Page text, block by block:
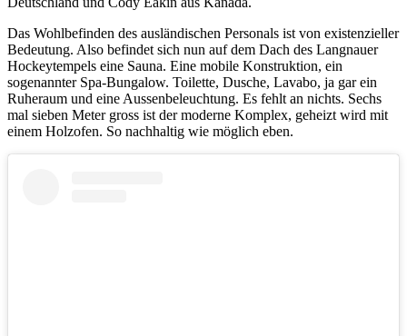
Das Wohlbefinden des ausländischen Personals ist von existenzieller
Bedeutung. Also befindet sich nun auf dem Dach des Langnauer
Hockeytempels eine Sauna. Eine mobile Konstruktion, ein
sogenannter Spa-Bungalow. Toilette, Dusche, Lavabo, ja gar ein
Ruheraum und eine Aussenbeleuchtung. Es fehlt an nichts. Sechs
mal sieben Meter gross ist der moderne Komplex, geheizt wird mit
einem Holzofen. So nachhaltig wie möglich eben.